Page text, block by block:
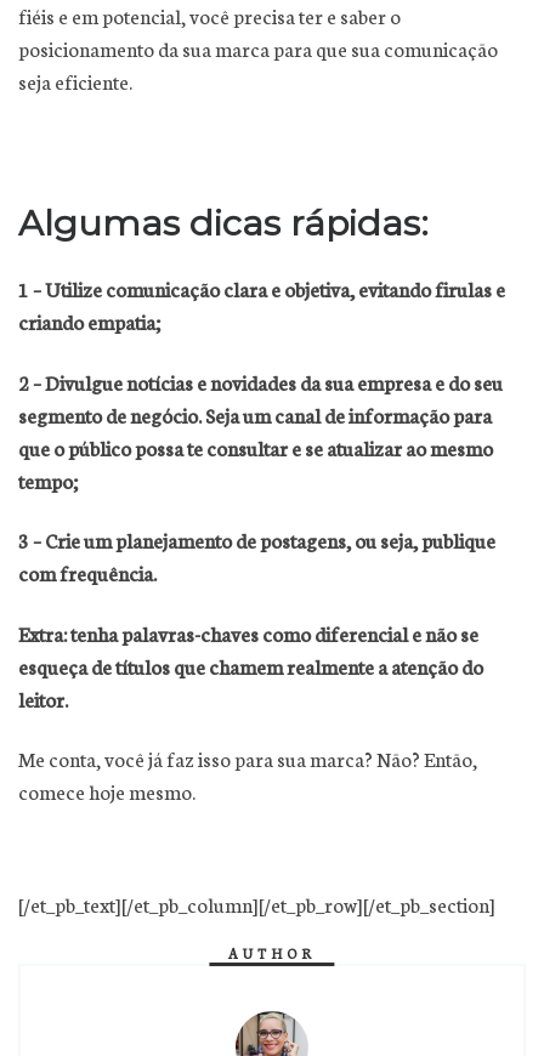
fiéis e em potencial, você precisa ter e saber o
posicionamento da sua marca para que sua comunicação
seja eficiente.
Algumas dicas rápidas:
1 – Utilize comunicação clara e objetiva, evitando firulas e
criando empatia;
2 – Divulgue notícias e novidades da sua empresa e do seu
segmento de negócio. Seja um canal de informação para
que o público possa te consultar e se atualizar ao mesmo
tempo;
3 – Crie um planejamento de postagens, ou seja, publique
com frequência.
Extra: tenha palavras-chaves como diferencial e não se
esqueça de títulos que chamem realmente a atenção do
leitor.
Me conta, você já faz isso para sua marca? Não? Então,
comece hoje mesmo.
[/et_pb_text][/et_pb_column][/et_pb_row][/et_pb_section]
AUTHOR